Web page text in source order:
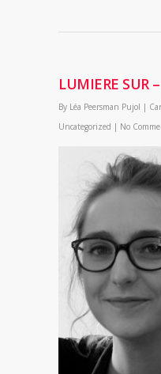
LUMIERE SUR
By Léa Peersman Pujol |
Uncategorized | No